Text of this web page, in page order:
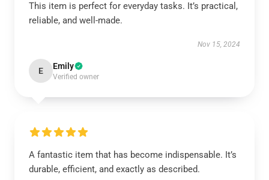
This item is perfect for everyday tasks. It’s practical,
reliable, and well-made.
Nov 15, 2024
E Emily
Verified owner
A fantastic item that has become indispensable. It’s
durable, efficient, and exactly as described.